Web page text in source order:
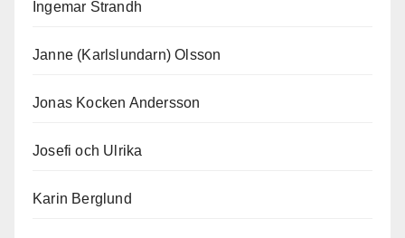
Ingemar Strandh
Janne (Karlslundarn) Olsson
Jonas Kocken Andersson
Josefi och Ulrika
Karin Berglund